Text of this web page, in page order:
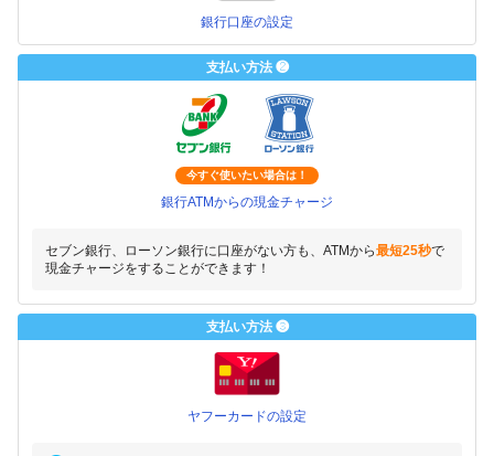
銀行口座の設定
支払い方法 ❷
今すぐ使いたい場合は！
銀行ATMからの現金チャージ
セブン銀行、ローソン銀行に口座がない方も、ATMから最短25秒で
現金チャージをすることができます！
支払い方法 ❸
ヤフーカードの設定